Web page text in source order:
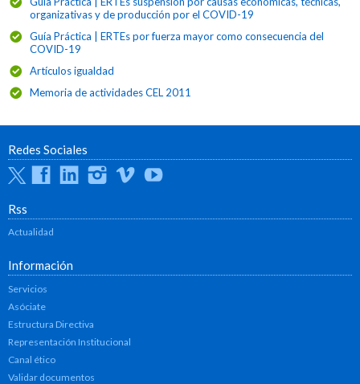
organizativas y de producción por el COVID-19
Guía Práctica | ERTEs por fuerza mayor como consecuencia del
COVID-19
Artículos igualdad
Memoria de actividades CEL 2011
Redes Sociales
TwitterFacebookLinkedinInstagram
Vimeo
Rss
Actualidad
Información
Servicios
Asóciate
Estructura Directiva
Representación Institucional
Canal ético
Validar documentos